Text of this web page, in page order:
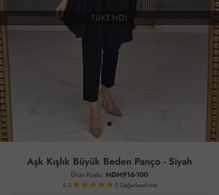
TÜKENDİ
Aşk Kışlık Büyük Beden Panço - Siyah
Ürün Kodu: MDM916-100
5.0 0 Değerlendirme